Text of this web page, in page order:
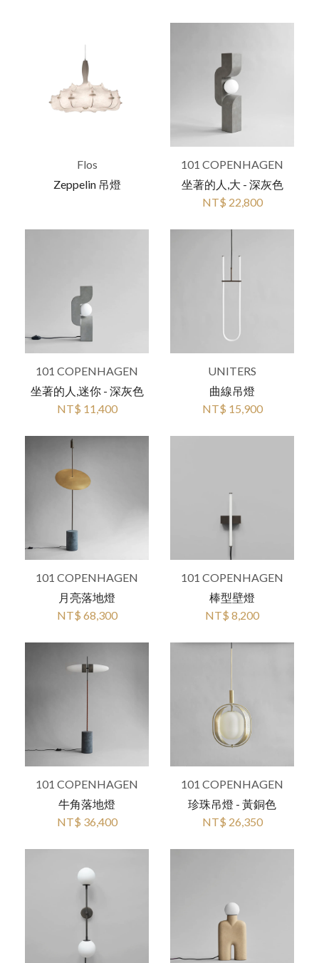
Flos
Zeppelin 吊燈
101 COPENHAGEN
坐著的人,大 - 深灰色
NT$ 22,800
101 COPENHAGEN
坐著的人,迷你 - 深灰色
NT$ 11,400
UNITERS
曲線吊燈
NT$ 15,900
101 COPENHAGEN
月亮落地燈
NT$ 68,300
101 COPENHAGEN
棒型壁燈
NT$ 8,200
101 COPENHAGEN
牛角落地燈
NT$ 36,400
101 COPENHAGEN
珍珠吊燈 - 黃銅色
NT$ 26,350